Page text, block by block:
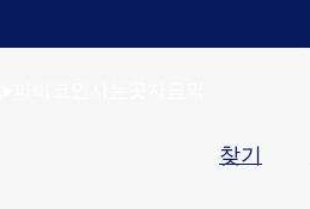
찾기